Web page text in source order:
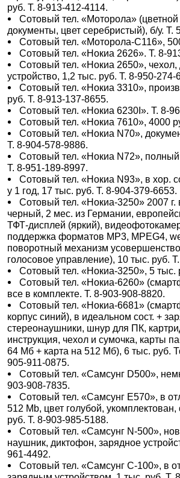
руб. Т. 8-913-412-4114.
Сотовый тел. «Моторола» (цветной
документы, цвет серебристый), б/у. Т.
Сотовый тел. «Моторола-С116»,
Сотовый тел. «Нокиа 2626». Т. 8-
Сотовый тел. «Нокиа 2650»,
устройство, 1,2 тыс. руб. Т. 8-950-274-
Сотовый тел. «Нокиа 3310»,
руб. Т. 8-913-137-8655.
Сотовый тел. «Нокиа 6230I». Т. 8-
Сотовый тел. «Нокиа 7610», 4000
Сотовый тел. «Нокиа N70»,
Т. 8-904-578-9886.
Сотовый тел. «Нокиа N72», полный
Т. 8-951-189-8997.
Сотовый тел. «Нокиа N93», в хор.
у 1 год, 17 тыс. руб. Т. 8-904-379-6653.
Сотовый тел. «Нокиа-3250» 2007 г.
черный, 2 мес. из Германии,
ТФТ-дисплей (яркий),
поддержка форматов MP3, MPEG4,
поворотный механизм
голосовое управление), 10 тыс. руб.
Сотовый тел. «Нокиа-3250», 5 тыс.
Сотовый тел. «Нокиа-6260»
все в комплекте. Т. 8-903-908-8820.
Сотовый тел. «Нокиа-6681»
корпус синий), в идеальном сост. +
стереонаушники, шнур для ПК,
инструкция, чехол и сумочка, карты
64 Мб + карта на 512 Мб), 6 тыс. руб.
905-911-0875.
Сотовый тел. «Самсунг D500»,
903-908-7835.
Сотовый тел. «Самсунг E570», в
512 Mb, цвет голубой,
руб. Т. 8-903-985-5188.
Сотовый тел. «Самсунг N-500»,
наушник, диктофон, зарядное
961-4492.
Сотовый тел. «Самсунг С-100», в